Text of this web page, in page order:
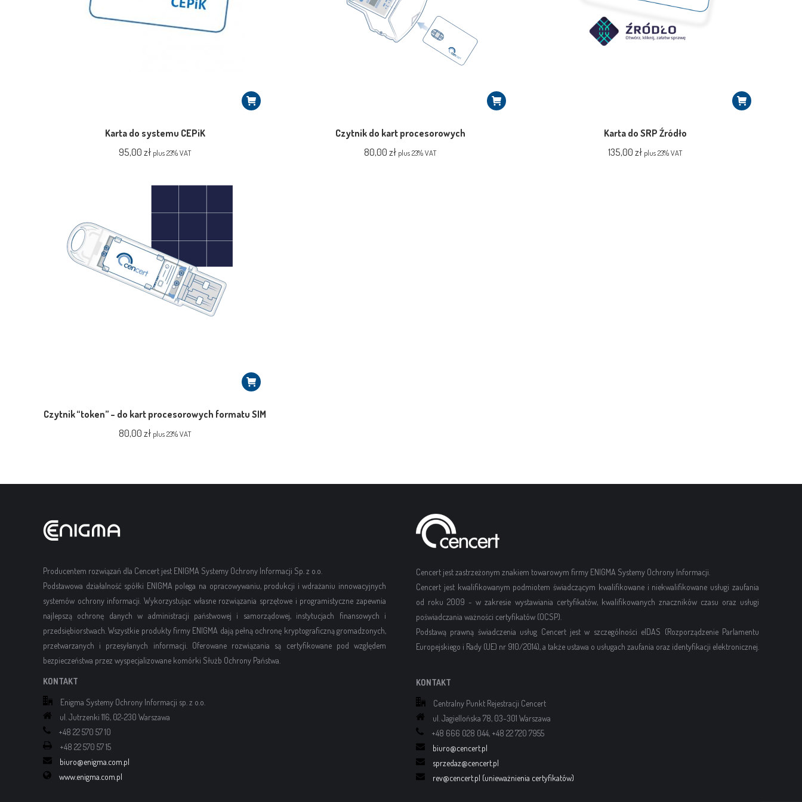
Karta do systemu CEPiK
95,00zł plus 23% VAT
Czytnik do kart procesorowych
80,00zł plus 23% VAT
Karta do SRP Źródło
135,00zł plus 23% VAT
Czytnik “token” – do kart procesorowych formatu SIM
80,00zł plus 23% VAT
Producentem rozwiązań dla Cencert jest ENIGMA Systemy Ochrony Informacji Sp. z o.o.
Podstawowa działalność spółki ENIGMA polega na opracowywaniu, produkcji i wdrażaniu innowacyjnych
systemów ochrony informacji. Wykorzystując własne rozwiązania sprzętowe i programistyczne zapewnia
najlepszą ochronę danych w administracji państwowej i samorządowej, instytucjach finansowych i
przedsiębiorstwach. Wszystkie produkty firmy ENIGMA dają pełną ochronę kryptograficzną gromadzonych,
przetwarzanych i przesyłanych informacji. Oferowane rozwiązania są certyfikowane pod względem
bezpieczeństwa przez wyspecjalizowane komórki Służb Ochrony Państwa.
KONTAKT
Enigma Systemy Ochrony Informacji sp. z o.o.
ul. Jutrzenki 116, 02-230 Warszawa
+48 22 570 57 10
+48 22 570 57 15
biuro@enigma.com.pl
www.enigma.com.pl
Cencert jest zastrzeżonym znakiem towarowym firmy ENIGMA Systemy Ochrony Informacji.
Cencert jest kwalifikowanym podmiotem świadczącym kwalifikowane i niekwalifikowane usługi zaufania
od roku 2009 - w zakresie wystawiania certyfikatów, kwalifikowanych znaczników czasu oraz usługi
poświadczania ważności certyfikatów (OCSP).
Podstawą prawną świadczenia usług Cencert jest w szczególności eIDAS (Rozporządzenie Parlamentu
Europejskiego i Rady (UE) nr 910/2014), a także ustawa o usługach zaufania oraz identyfikacji elektronicznej.
KONTAKT
Centralny Punkt Rejestracji Cencert
ul. Jagiellońska 78, 03-301 Warszawa
+48 666 028 044, +48 22 720 7955
biuro@cencert.pl
sprzedaz@cencert.pl
rev@cencert.pl (unieważnienia certyfikatów)